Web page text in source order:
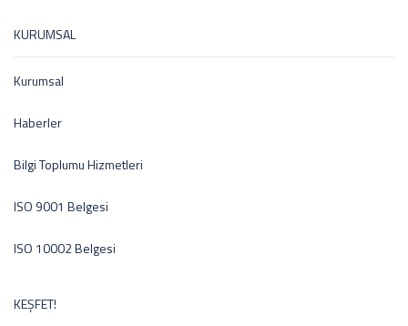
KURUMSAL
Kurumsal
Haberler
Bilgi Toplumu Hizmetleri
ISO 9001 Belgesi
ISO 10002 Belgesi
KEŞFET!